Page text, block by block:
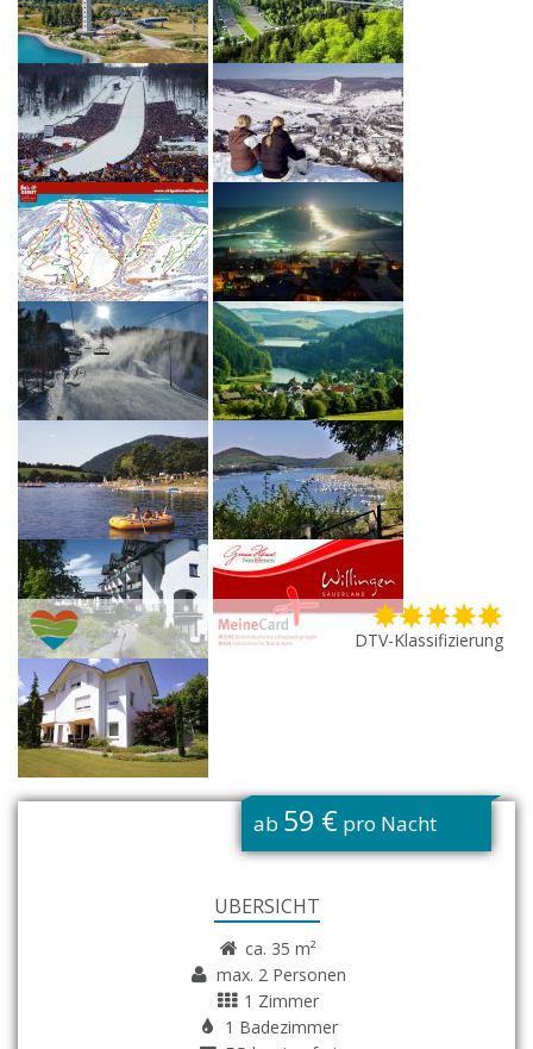
DTV-Klassifizierung
ab 59 € pro Nacht
ÜBERSICHT
ca. 35 m²
max. 2 Personen
1 Zimmer
1 Badezimmer